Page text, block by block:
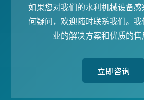
如果您对我们的水利机械设备
何疑问，欢迎随时联系我们。
业的解决方案和优质的售
立即咨询